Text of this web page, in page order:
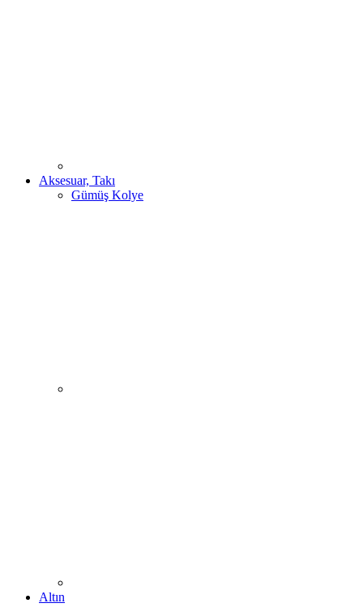
Aksesuar, Takı
Gümüş Kolye
Altın